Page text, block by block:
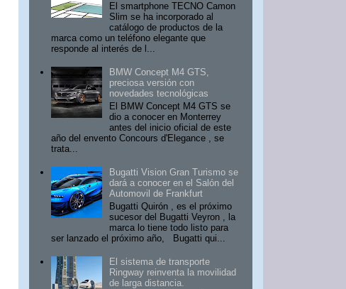
El smartphone TECNO Camon
Slim se ha incorporado al
catálogo de productos de la
marca como un teléfono elegante que
responde al interés de l...
BMW Concept M4 GTS,
preciosa versión con
novedades tecnológicas
El BMW Concept M4 GTS se
dio a conocer en Monterrey
antes del inicio oficial de este
año del envento Concours d'Elegance , se
trata...
Bugatti Vision Gran Turismo se
dará a conocer en el Salón del
Automovil de Frankfurt
Bugatti Quirón , es el próximo
sucesor del Bugatti Veyron , la
marca lo tiene todo listo para
ser lanzado el próximo año, Bugatti qui...
El sistema de transporte
Ringway reinventa la movilidad
de larga distancia.